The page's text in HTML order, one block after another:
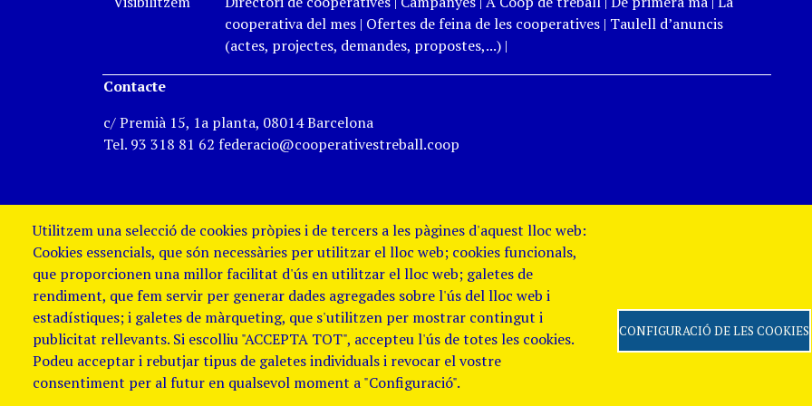
cooperativa del mes| Ofertes de feina de les cooperatives| Taulell d’anuncis
(actes, projectes, demandes, propostes,...)|
Contacte
c/ Premià 15, 1a planta, 08014 Barcelona
Tel. 93 318 81 62 federacio@cooperativestreball.coop
Utilitzem una selecció de cookies pròpies i de tercers a les pàgines d'aquest lloc web:
Cookies essencials, que són necessàries per utilitzar el lloc web; cookies funcionals,
que proporcionen una millor facilitat d'ús en utilitzar el lloc web; galetes de
rendiment, que fem servir per generar dades agregades sobre l'ús del lloc web i
estadístiques; i galetes de màrqueting, que s'utilitzen per mostrar contingut i
publicitat rellevants. Si escolliu "ACCEPTA TOT", accepteu l'ús de totes les cookies.
Podeu acceptar i rebutjar tipus de galetes individuals i revocar el vostre
consentiment per al futur en qualsevol moment a "Configuració".
CONFIGURACIÓ DE LES COOKIES
Avis Legal i Política de galetes Política de Privacitat
de denúncies